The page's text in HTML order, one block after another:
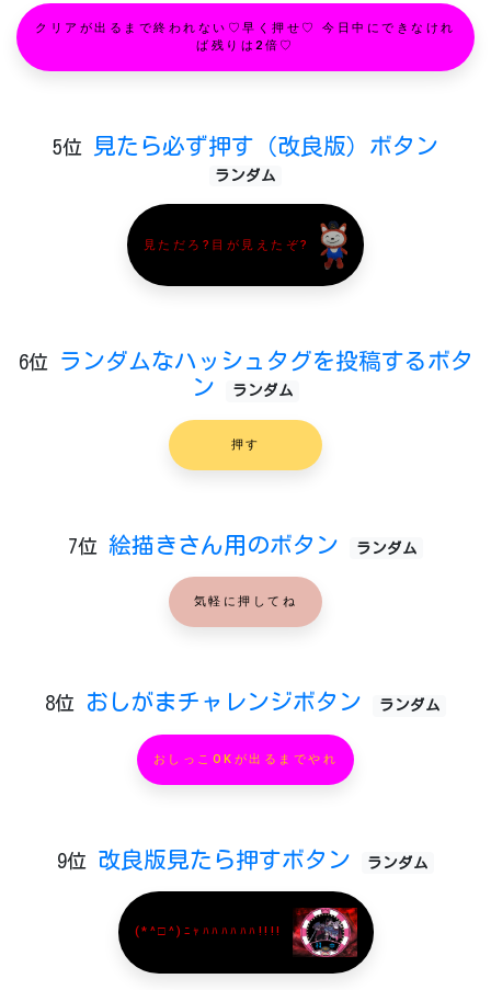
クリアが出るまで終われない♡早く押せ♡ 今日中にできなけれ
ば残りは2倍♡
5位 見たら必ず押す（改良版）ボタン
ランダム
見ただろ?目が見えたぞ?
6位
ランダムなハッシュタグを投稿するボタ
ン
ランダム
押す
7位 絵描きさん用のボタン ランダム
気軽に押してね
8位 おしがまチャレンジボタン ランダム
おしっこOKが出るまでやれ
9位 改良版見たら押すボタン ランダム
(*^□^)ﾆｬﾊﾊﾊﾊﾊﾊ!!!!